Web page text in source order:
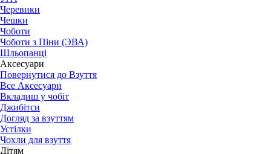
Черевики
Чешки
Чоботи
Чоботи з Піни (ЭВА)
Шльопанці
Аксесуари
Повернутися до Взуття
Все Аксесуари
Вкладиш у чобіт
Джибітси
Догляд за взуттям
Устілки
Чохли для взуття
Дітям